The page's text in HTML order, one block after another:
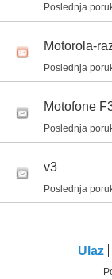
Poslednja
Motorola-
Poslednja
Motofone
Poslednja
v3
Poslednja
Ulaz